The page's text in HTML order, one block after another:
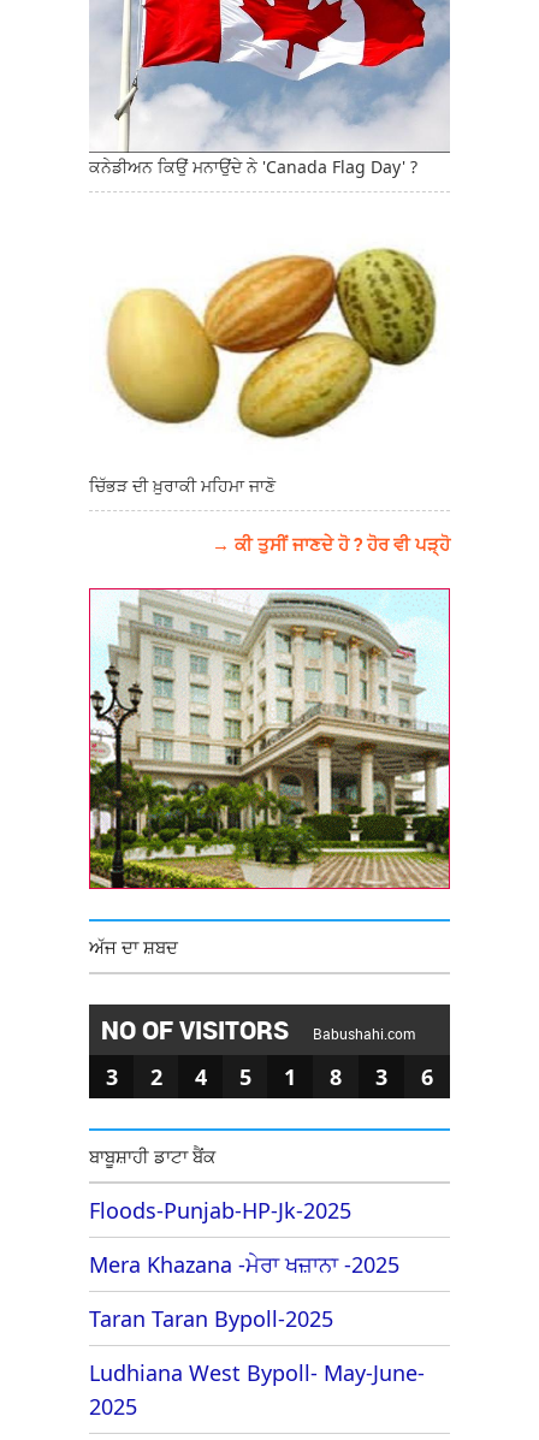
ਕਨੇਡੀਅਨ ਕਿਉਂ ਮਨਾਉਂਦੇ ਨੇ 'Canada Flag Day' ?
ਚਿੱਭੜ ਦੀ ਖ਼ੁਰਾਕੀ ਮਹਿਮਾ ਜਾਣੋ
→ ਕੀ ਤੁਸੀਂ ਜਾਣਦੇ ਹੋ ? ਹੋਰ ਵੀ ਪੜ੍ਹੋ
ਅੱਜ ਦਾ ਸ਼ਬਦ
NO OF VISITORS Babushahi.com
3 2 4 5 1 8 3 6
ਬਾਬੂਸ਼ਾਹੀ ਡਾਟਾ ਬੈਂਕ
Floods-Punjab-HP-Jk-2025
Mera Khazana -ਮੇਰਾ ਖਜ਼ਾਨਾ -2025
Taran Taran Bypoll-2025
Ludhiana West Bypoll- May-June-
2025